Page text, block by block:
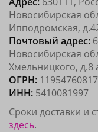
Новосибирская
Ипподромская,
Почтовый адрес:
Новосибирская
Хмельницкого, д.8
ОГРН:
ИНН: 5410081997
Сроки доставки и
здесь.